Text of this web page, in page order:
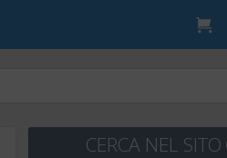
CERCA NEL SITO